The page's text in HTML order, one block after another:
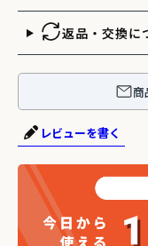
返品・交換に
商
レビューを書く